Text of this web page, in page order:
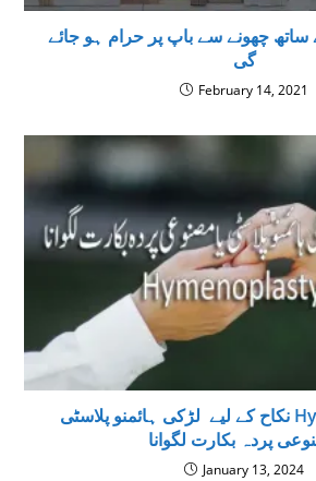
چھونے سے باپ پر حرام ہو جائے
گی
February 14, 2021
نكاح كے ليے لڑكى ہائمنو پلاسٹی Hymenoplasty يا
پردہ بكارت لگوانا
January 13, 2024